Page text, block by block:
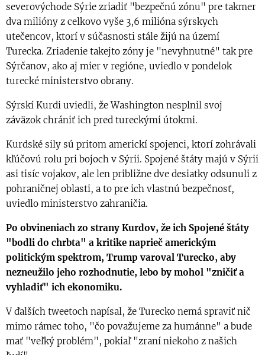
severovýchode Sýrie zriadiť "bezpečnú zónu" pre takmer
dva milióny z celkovo vyše 3,6 milióna sýrskych
utečencov, ktorí v súčasnosti stále žijú na území
Turecka. Zriadenie takejto zóny je "nevyhnutné" tak pre
Sýrčanov, ako aj mier v regióne, uviedlo v pondelok
turecké ministerstvo obrany.
Sýrskí Kurdi uviedli, že Washington nesplnil svoj
záväzok chrániť ich pred tureckými útokmi.
Kurdské sily sú pritom americkí spojenci, ktorí zohrávali
kľúčovú rolu pri bojoch v Sýrii. Spojené štáty majú v Sýrii
asi tisíc vojakov, ale len približne dve desiatky odsunuli z
pohraničnej oblasti, a to pre ich vlastnú bezpečnosť,
uviedlo ministerstvo zahraničia.
Po obvineniach zo strany Kurdov, že ich Spojené štáty
"bodli do chrbta" a kritike naprieč americkým
politickým spektrom, Trump varoval Turecko, aby
nezneužilo jeho rozhodnutie, lebo by mohol "zničiť a
vyhladiť" ich ekonomiku.
V ďalších tweetoch napísal, že Turecko nemá spraviť nič
mimo rámec toho, "čo považujeme za humánne" a bude
mať "veľký problém", pokiaľ "zraní niekoho z našich